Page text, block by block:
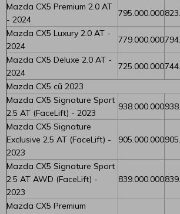
Mazda CX5 Premium 2.0 AT
- 2024
795.000.000
Mazda CX5 Luxury 2.0 AT -
2024
779.000.000
Mazda CX5 Deluxe 2.0 AT -
2024
725.000.000
Mazda CX5 cũ 2023
Mazda CX5 Signature Sport
2.5 AT (FaceLift) - 2023
938.000.000
Mazda CX5 Signature
Exclusive 2.5 AT (FaceLift) -
2023
905.000.000
Mazda CX5 Signature Sport
2.5 AT AWD (FaceLift) -
2023
839.000.000
Mazda CX5 Premium